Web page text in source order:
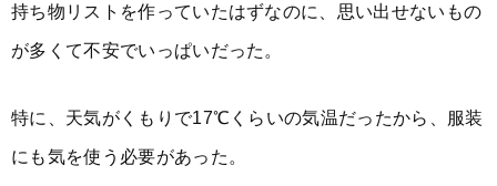
持ち物リストを作っていたはずなのに、思い出せないもの
が多くて不安でいっぱいだった。
特に、天気がくもりで17℃くらいの気温だったから、服装
にも気を使う必要があった。